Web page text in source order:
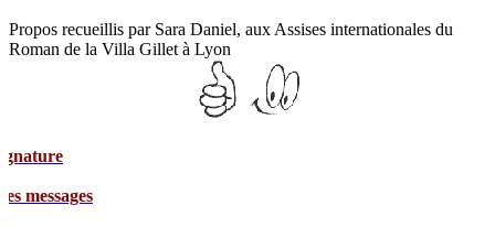
Propos recueillis par Sara Daniel, aux Assises internationales du
Roman de la Villa Gillet à Lyon